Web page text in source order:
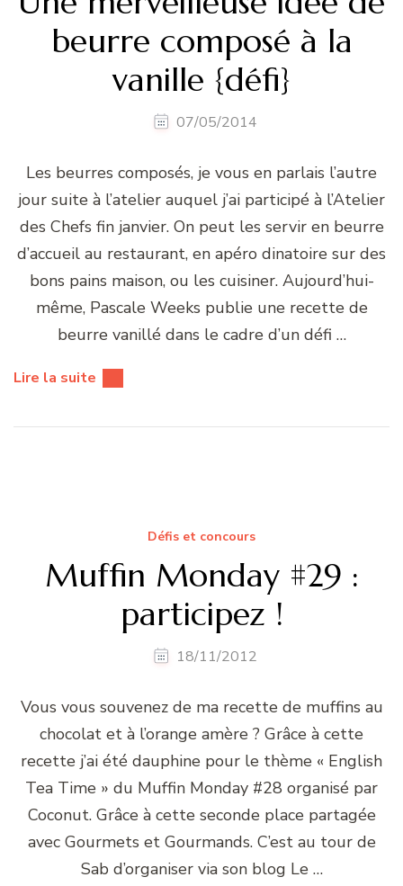
beurre composé à la
vanille {défi}
07/05/2014
Les beurres composés, je vous en parlais l’autre
jour suite à l’atelier auquel j’ai participé à l’Atelier
des Chefs fin janvier. On peut les servir en beurre
d’accueil au restaurant, en apéro dinatoire sur des
bons pains maison, ou les cuisiner. Aujourd’hui-
même, Pascale Weeks publie une recette de
beurre vanillé dans le cadre d’un défi …
Lire la suite
Défis et concours
Muffin Monday #29 :
participez !
18/11/2012
Vous vous souvenez de ma recette de muffins au
chocolat et à l’orange amère ? Grâce à cette
recette j’ai été dauphine pour le thème « English
Tea Time » du Muffin Monday #28 organisé par
Coconut. Grâce à cette seconde place partagée
avec Gourmets et Gourmands. C’est au tour de
Sab d’organiser via son blog Le …